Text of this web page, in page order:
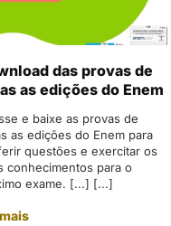
das provas de
as edições do Enem
e baixe as provas de
as edições do Enem para
questões e exercitar os
conhecimentos para o
exame. [...] [...]